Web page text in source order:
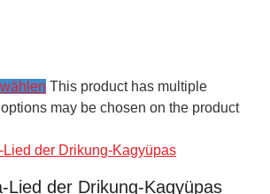
This product has multiple
may be chosen on the product
Lied der Drikung-Kagyüpas